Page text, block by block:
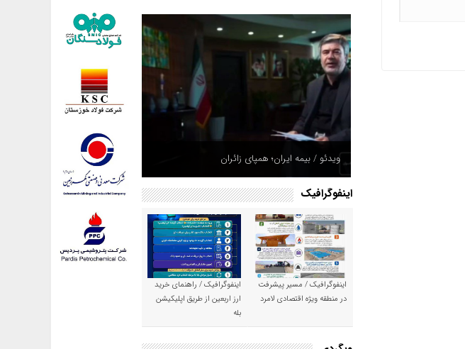
ویدئو / بیمه ایران؛ همپای زائران
اینفوگرافیک
اینفوگرافیک / مسیر پیشرفت
در منطقه ویژه اقتصادی لامرد
اینفوگرافیک / راهنمای خرید
ارز اربعین از طریق اپلیکیشن
بله